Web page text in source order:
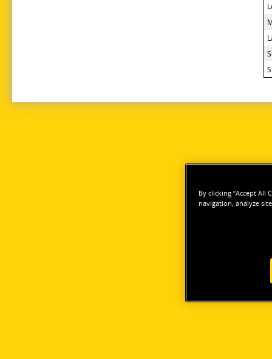
By clicking “Accept All
navigation, analyze